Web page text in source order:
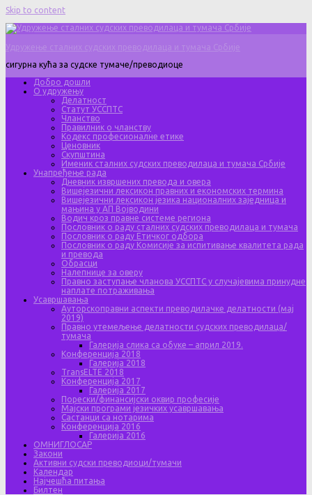
Skip to content
Удружење сталних судских преводилаца и тумача Србије
сигурна кућа за судске тумаче/преводиоце
Добро дошли
О удружењу
Делатност
Статут УССПТС
Чланство
Правилник о чланству
Кодекс професионалне етике
Ценовник
Скупштина
Именик сталних судских преводилаца и тумача Србије
Унапређење рада
Дневник извршених превода и овера
Вишејезични лексикон правних и економских термина
Вишејезични лексикон језика националних заједница и
мањина у АП Војводини
Водич кроз правне системе региона
Пословник о раду сталних судских преводилаца и тумача
Пословник о раду Етичког одбора
Пословник о раду Комисије за испитивање квалитета рада
и превода
Обрасци
Налепнице за оверу
Правно заступање чланова УССПТС у случајевима принудне
наплате потраживања
Усавршавања
Ауторскоправни аспекти преводилачке делатности (мај
2019)
Правно утемељење делатности судских преводилаца/
тумача
Галерија слика са обуке – април 2019.
Конференција 2018
Галерија 2018
TransELTE 2018
Конференција 2017
Галерија 2017
Порески/финансијски оквир професије
Мајски програми језичких усавршавања
Састанци са нотарима
Конференција 2016
Галерија 2016
ОМНИГЛОСАР
Закони
Активни судски преводиоци/тумачи
Календар
Најчешћа питања
Билтен